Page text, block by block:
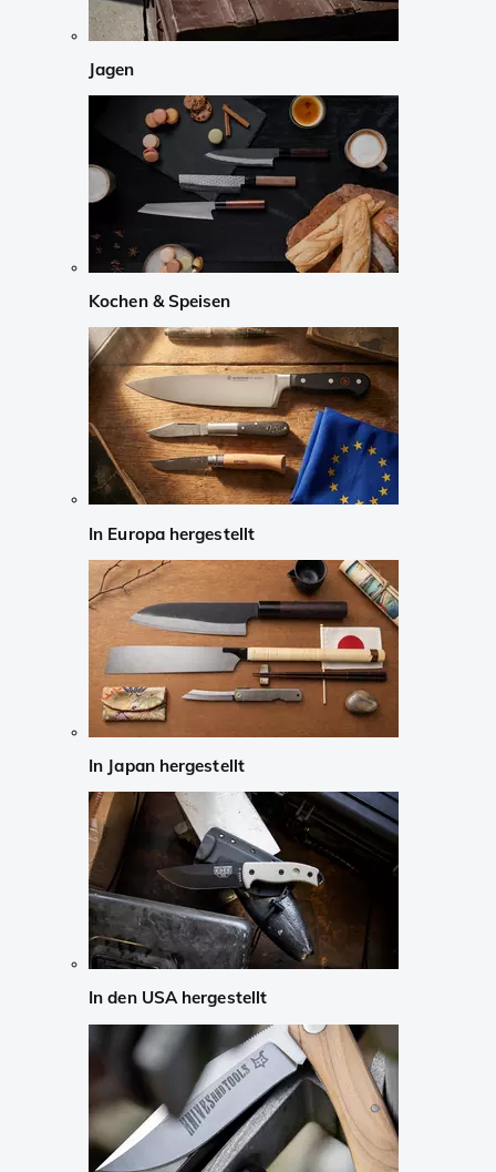
Jagen
Kochen & Speisen
In Europa hergestellt
In Japan hergestellt
In den USA hergestellt